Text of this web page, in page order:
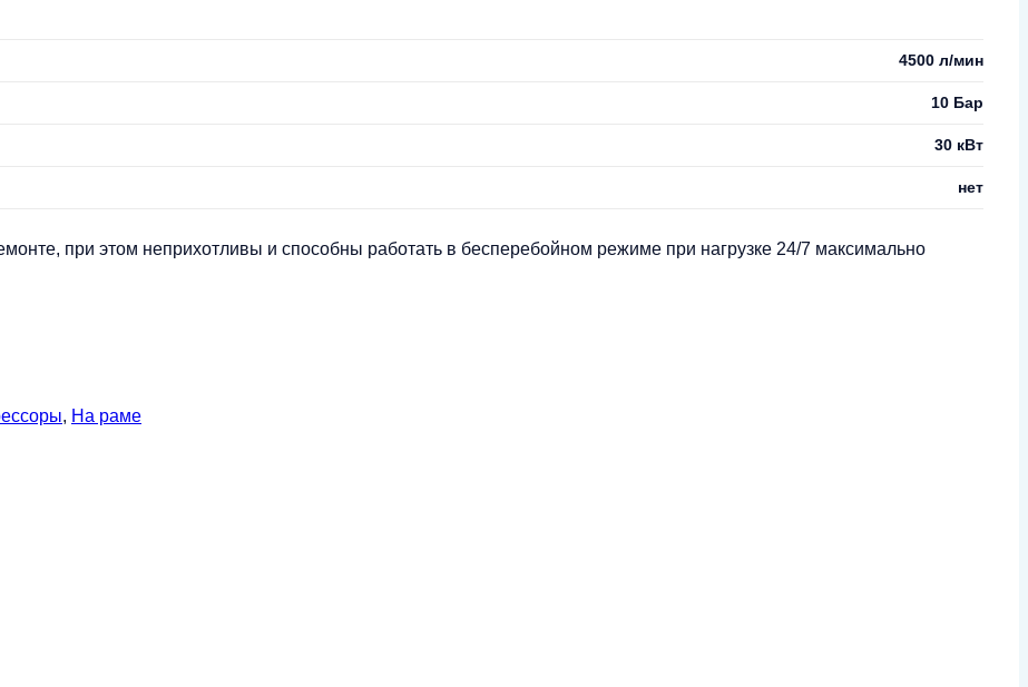
4500 л/мин
10 Бар
30 кВт
нет
при этом неприхотливы и способны работать в бесперебойном режиме при нагрузке 24/7 максимально
, На раме